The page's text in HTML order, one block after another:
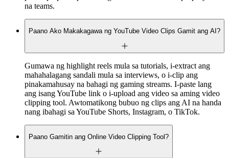
na teams.
Paano Ako Makakagawa ng YouTube Video Clips Gamit ang AI?
Gumawa ng highlight reels mula sa tutorials, i-extract ang
mahahalagang sandali mula sa interviews, o i-clip ang
pinakamahusay na bahagi ng gaming streams. I-paste lang
ang isang YouTube link o i-upload ang video sa aming video
clipping tool. Awtomatikong bubuo ng clips ang AI na handa
nang ibahagi sa YouTube Shorts, Instagram, o TikTok.
Paano Gamitin ang Online Video Clipping Tool?